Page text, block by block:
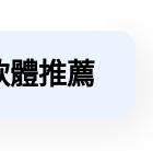
體推薦